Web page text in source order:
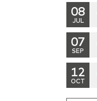
08
JUL
07
SEP
12
OCT